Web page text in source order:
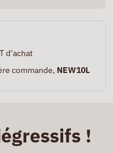
d’achat
commande, NEW10L
!